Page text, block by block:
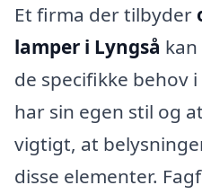
Et firma der tilbyder
lamper i Lyngså
de specifikke behov
har sin egen stil og
vigtigt, at
disse elementer.